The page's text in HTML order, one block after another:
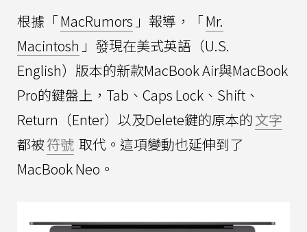
根據「MacRumors 」報導，「Mr.
Macintosh 」發現在美式英語（U.S.
English）版本的新款MacBook Air與MacBook
Pro的鍵盤上，Tab、Caps Lock、Shift、
Return（Enter）以及Delete鍵的原本的文字
都被符號 取代。這項變動也延伸到了
MacBook Neo。